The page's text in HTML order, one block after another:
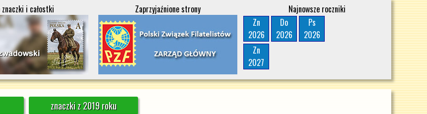
znaczki i całostki Zaprzyjaźnione strony
Najnowsze roczniki
Zn
2026
Do
2026
Ps
2026
Zn
2027
znaczki z 2019 roku